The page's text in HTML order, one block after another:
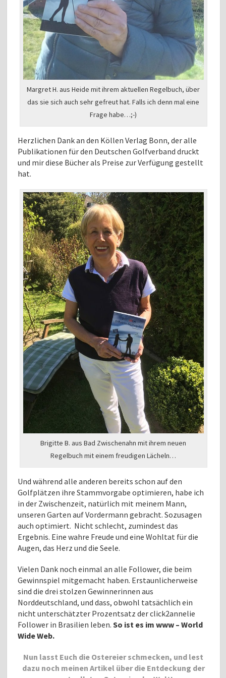
Margret H. aus Heide mit ihrem aktuellen Regelbuch, über
das sie sich auch sehr gefreut hat. Falls ich denn mal eine
Frage habe…;-)
Herzlichen Dank an den Köllen Verlag Bonn, der alle
Publikationen für den Deutschen Golfverband druckt
und mir diese Bücher als Preise zur Verfügung gestellt
hat.
Brigitte B. aus Bad Zwischenahn mit ihrem neuen
Regelbuch mit einem freudigen Lächeln…
Und während alle anderen bereits schon auf den
Golfplätzen ihre Stammvorgabe optimieren, habe ich
in der Zwischenzeit, natürlich mit meinem Mann,
unseren Garten auf Vordermann gebracht. Sozusagen
auch optimiert. Nicht schlecht, zumindest das
Ergebnis. Eine wahre Freude und eine Wohltat für die
Augen, das Herz und die Seele.
Vielen Dank noch einmal an alle Follower, die beim
Gewinnspiel mitgemacht haben. Erstaunlicherweise
sind die drei stolzen Gewinnerinnen aus
Norddeutschland, und dass, obwohl tatsächlich ein
nicht unterschätzter Prozentsatz der click2annelie
Follower in Brasilien leben.So ist es im www – World
Wide Web.
Nun lasst Euch die Ostereier schmecken, und lest
dazu noch meinen Artikel über die Entdeckung der